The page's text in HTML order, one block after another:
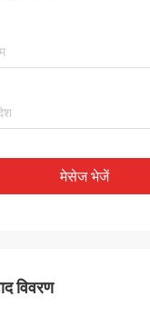
मेसेज भेजें
विवरण